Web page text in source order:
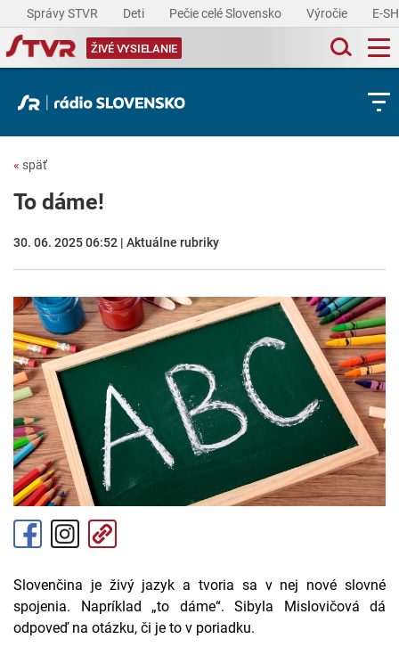
Správy STVR Deti Pečie celé Slovensko Výročie E-
ŽIVÉ VYSIELANIE
« späť
To dáme!
30. 06. 2025 06:52 | Aktuálne rubriky
Slovenčina je živý jazyk a tvoria sa v nej nové slovné
spojenia. Napríklad „to dáme“. Sibyla Mislovičová dá
odpoveď na otázku, či je to v poriadku.